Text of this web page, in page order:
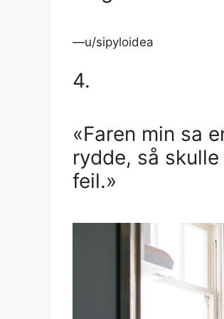
—u/sipyloidea
4.
«Faren min sa
rydde, så
feil.»